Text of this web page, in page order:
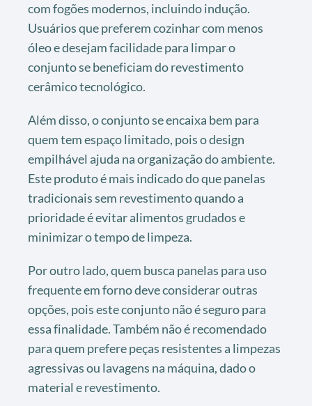
com fogões modernos, incluindo indução.
Usuários que preferem cozinhar com menos
óleo e desejam facilidade para limpar o
conjunto se beneficiam do revestimento
cerâmico tecnológico.
Além disso, o conjunto se encaixa bem para
quem tem espaço limitado, pois o design
empilhável ajuda na organização do ambiente.
Este produto é mais indicado do que panelas
tradicionais sem revestimento quando a
prioridade é evitar alimentos grudados e
minimizar o tempo de limpeza.
Por outro lado, quem busca panelas para uso
frequente em forno deve considerar outras
opções, pois este conjunto não é seguro para
essa finalidade. Também não é recomendado
para quem prefere peças resistentes a limpezas
agressivas ou lavagens na máquina, dado o
material e revestimento.